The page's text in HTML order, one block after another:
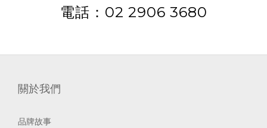
電話：02 2906 3680
關於我們
品牌故事